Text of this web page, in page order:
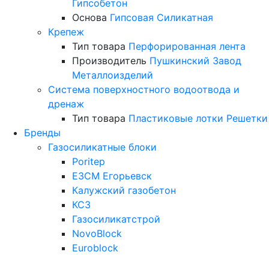
Гипсобетон
Основа Гипсовая Силикатная
Крепеж
Тип товара Перфорированная лента
Производитель Пушкинский Завод
Металлоизделий
Система поверхностного водоотвода и
дренаж
Тип товара Пластиковые лотки Решетки
Бренды
Газосиликатные блоки
Poritep
ЕЗСМ Егорьевск
Калужский газобетон
КСЗ
Газосиликатстрой
NovoBlock
Euroblock